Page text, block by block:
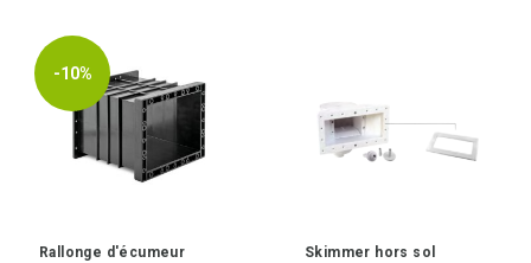
-10%
Rallonge d'écumeur
Skimmer hors sol